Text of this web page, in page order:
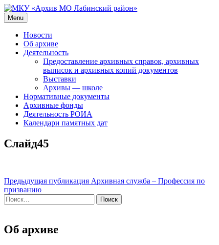
Skip
to
content
МКУ «Архив МО Лабинский район»
Официальный сайт
Menu
Новости
Об архиве
Деятельность
Предоставление архивных справок, архивных
выписок и архивных копий документов
Выставки
Архивы — школе
Нормативные документы
Архивные фонды
Деятельность РОИА
Календари памятных дат
Слайд45
Навигация
по
записям
Предыдущая публикация Архивная служба – Профессия по
призванию
Найти:
Об архиве